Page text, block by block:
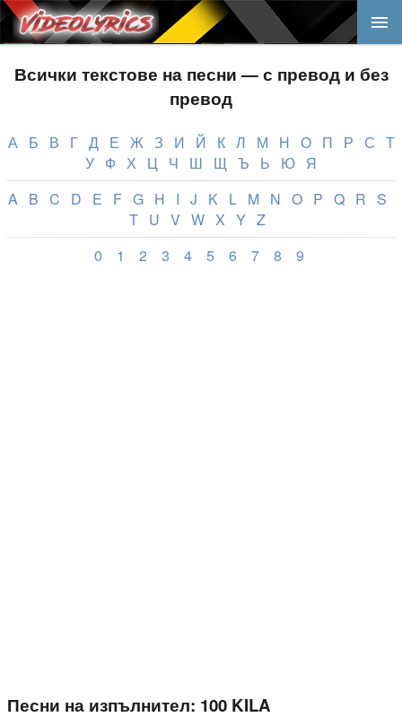
Всички текстове на песни — с превод и без
превод
А Б В Г Д Е Ж З И Й К Л М Н О П Р С Т
У Ф Х Ц Ч Ш Щ Ъ Ь Ю Я
A B C D E F G H I J K L M N O P Q R
S
T U V W X Y Z
0
1 2 3 4 5 6 7 8 9
Песни на изпълнител: 100 KILA